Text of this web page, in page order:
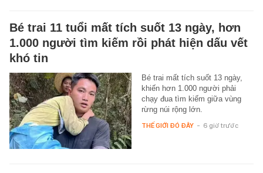
Bé trai 11 tuổi mất tích suốt 13 ngày, hơn
1.000 người tìm kiếm rồi phát hiện dấu vết
khó tin
Bé trai mất tích suốt 13 ngày,
khiến hơn 1.000 người phải
chạy đua tìm kiếm giữa vùng
rừng núi rộng lớn.
THẾ GIỚI ĐÓ ĐÂY - 6 giờ trước